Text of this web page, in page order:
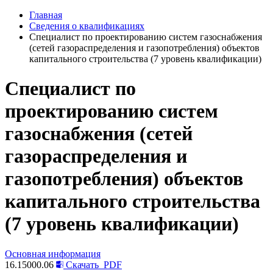
Главная
Сведения о квалификациях
Специалист по проектированию систем газоснабжения
(сетей газораспределения и газопотребления) объектов
капитального строительства (7 уровень квалификации)
Специалист по
проектированию систем
газоснабжения (сетей
газораспределения и
газопотребления) объектов
капитального строительства
(7 уровень квалификации)
Основная информация
16.15000.06
Скачать PDF